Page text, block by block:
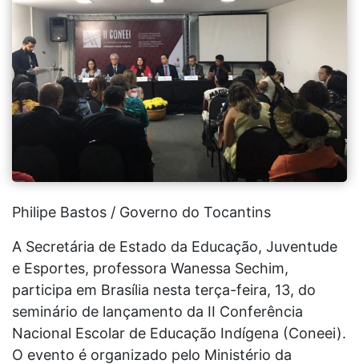
Philipe Bastos / Governo do Tocantins
A Secretária de Estado da Educação, Juventude
e Esportes, professora Wanessa Sechim,
participa em Brasília nesta terça-feira, 13, do
seminário de lançamento da II Conferência
Nacional Escolar de Educação Indígena (Coneei).
O evento é organizado pelo Ministério da